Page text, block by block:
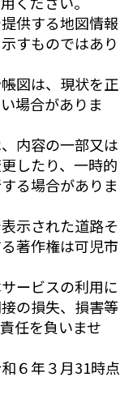
供する地図情報
すものではあり
図は、現状を正
場合がありま
内容の一部又は
したり、一時的
る場合がありま
示された道路そ
著作権は可児市
ービスの利用に
の損失、損害等
任を負いませ
６年３月31時点